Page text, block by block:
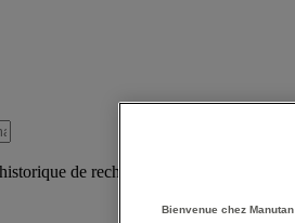
de recherche
Bienvenue chez Manutan